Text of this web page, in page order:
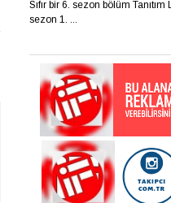
Sıfır bir 6. sezon bölüm Tanıtım
sezon 1. ...